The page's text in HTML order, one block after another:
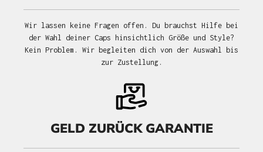
Wir lassen keine Fragen offen. Du brauchst Hilfe bei
der Wahl deiner Caps hinsichtlich Größe und Style?
Kein Problem. Wir begleiten dich von der Auswahl bis
zur Zustellung.
GELD ZURÜCK GARANTIE